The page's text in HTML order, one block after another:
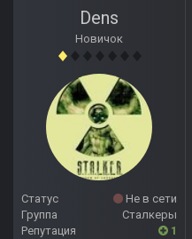
Dens
Новичок
Статус
Не в сети
Группа
Сталкеры
Репутация
1